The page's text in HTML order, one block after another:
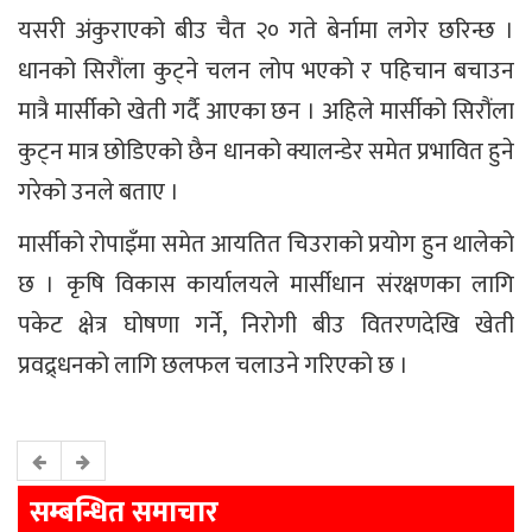
यसरी अंकुराएको बीउ चैत २० गते बेर्नामा लगेर छरिन्छ ।
धानको सिरौंला कुट्ने चलन लोप भएको र पहिचान बचाउन
मात्रै मार्सीको खेती गर्दै आएका छन । अहिले मार्सीको सिरौंला
कुट्न मात्र छोडिएको छैन धानको क्यालन्डेर समेत प्रभावित हुने
गरेको उनले बताए ।
मार्सीको रोपाइँमा समेत आयतित चिउराको प्रयोग हुन थालेको
छ । कृषि विकास कार्यालयले मार्सीधान संरक्षणका लागि
पकेट क्षेत्र घोषणा गर्ने, निरोगी बीउ वितरणदेखि खेती
प्रवद्र्धनको लागि छलफल चलाउने गरिएको छ ।
सम्बन्धित समाचार